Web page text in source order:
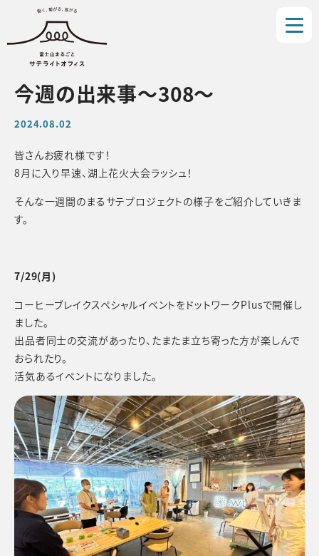
今週の出来事〜308〜
2024.08.02
皆さんお疲れ様です！
8月に入り早速、湖上花火大会ラッシュ！
そんな一週間のまるサテプロジェクトの様子をご紹介していきま
す。
7/29(月)
コーヒーブレイクスペシャルイベントをドットワークPlusで開催し
ました。
出品者同士の交流があったり、たまたま立ち寄った方が楽しんで
おられたり。
活気あるイベントになりました。